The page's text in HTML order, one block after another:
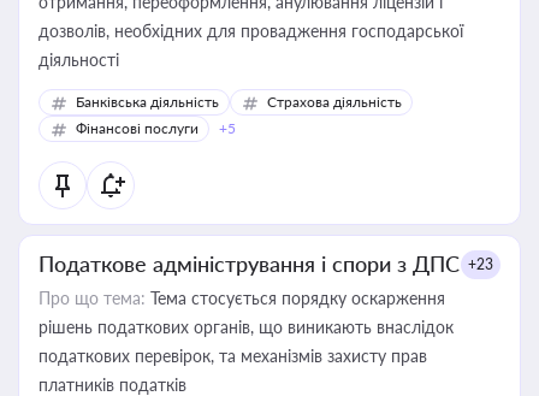
дозволів, необхідних для провадження господарської
діяльності
Банківська діяльність
Страхова діяльність
Фінансові послуги
+5
Податкове адміністрування і спори з ДПС +23
Про що тема: Тема стосується порядку оскарження
рішень податкових органів, що виникають внаслідок
податкових перевірок, та механізмів захисту прав
платників податків